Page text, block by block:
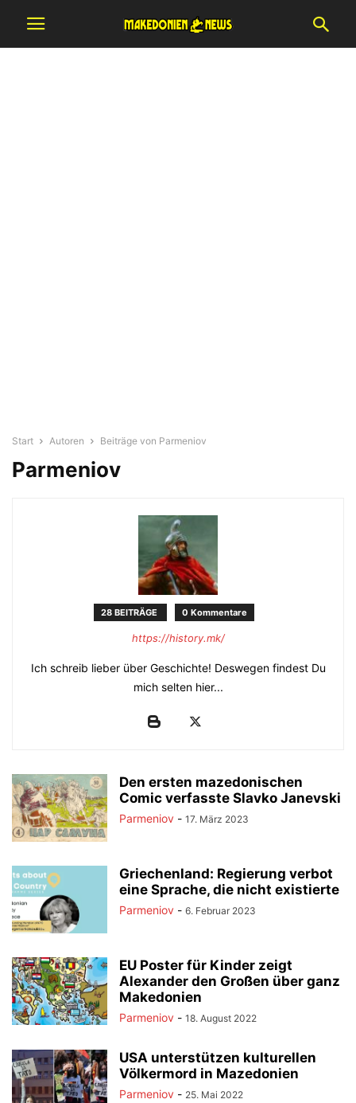
Start Autoren Beiträge von Parmeniov
Parmeniov
28 BEITRÄGE 0 Kommentare
https://history.mk/
Ich schreib lieber über Geschichte! Deswegen findest Du
mich selten hier...
Den ersten mazedonischen
Comic verfasste Slavko Janevski
Parmeniov - 17. März 2023
Griechenland: Regierung verbot
eine Sprache, die nicht existierte
Parmeniov - 6. Februar 2023
EU Poster für Kinder zeigt
Alexander den Großen über ganz
Makedonien
Parmeniov - 18. August 2022
USA unterstützen kulturellen
Völkermord in Mazedonien
Parmeniov - 25. Mai 2022